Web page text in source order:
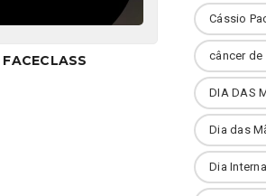
FACECLASS
Cássio
câncer de
DIA DAS
Dia das
Dia